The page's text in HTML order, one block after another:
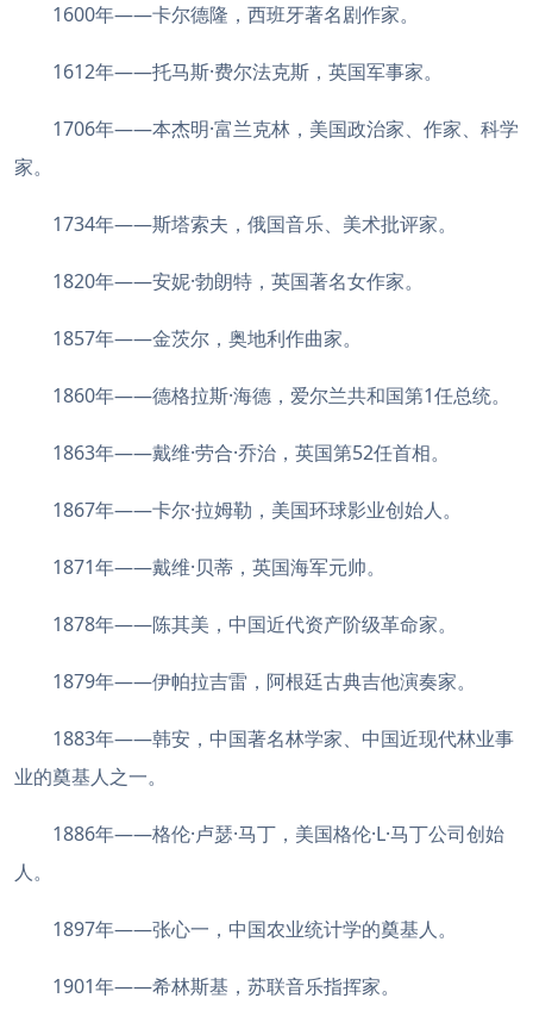
1600年——卡尔德隆，西班牙著名剧作家。
1612年——托马斯·费尔法克斯，英国军事家。
1706年——本杰明·富兰克林，美国政治家、作家、科学
家。
1734年——斯塔索夫，俄国音乐、美术批评家。
1820年——安妮·勃朗特，英国著名女作家。
1857年——金茨尔，奥地利作曲家。
1860年——德格拉斯·海德，爱尔兰共和国第1任总统。
1863年——戴维·劳合·乔治，英国第52任首相。
1867年——卡尔·拉姆勒，美国环球影业创始人。
1871年——戴维·贝蒂，英国海军元帅。
1878年——陈其美，中国近代资产阶级革命家。
1879年——伊帕拉吉雷，阿根廷古典吉他演奏家。
1883年——韩安，中国著名林学家、中国近现代林业事
业的奠基人之一。
1886年——格伦·卢瑟·马丁，美国格伦·L·马丁公司创始
人。
1897年——张心一，中国农业统计学的奠基人。
1901年——希林斯基，苏联音乐指挥家。